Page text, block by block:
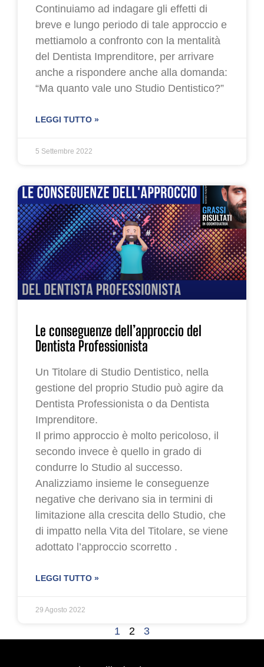
Continuiamo ad indagare gli effetti di
breve e lungo periodo di tale approccio e
mettiamolo a confronto con la mentalità
del Dentista Imprenditore, per arrivare
anche a rispondere anche alla domanda:
“Ma quanto vale uno Studio Dentistico?”
LEGGI TUTTO »
5 Settembre 2022
Le conseguenze dell’approccio del
Dentista Professionista
Un Titolare di Studio Dentistico, nella
gestione del proprio Studio può agire da
Dentista Professionista o da Dentista
Imprenditore.
Il primo approccio è molto pericoloso, il
secondo invece è quello in grado di
condurre lo Studio al successo.
Analizziamo insieme le conseguenze
negative che derivano sia in termini di
limitazione alla crescita dello Studio, che
di impatto nella Vita del Titolare, se viene
adottato l’approccio scorretto .
LEGGI TUTTO »
29 Agosto 2022
1 2 3